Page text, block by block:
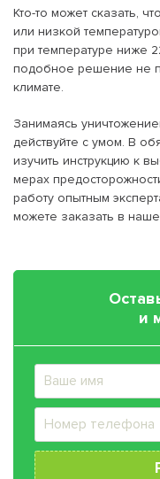
Кто-то может сказать,
или низкой
при температуре ниже
подобное решение не
климате.
Занимаясь
действуйте с умом. В
изучить инструкцию к
мерах
работу опытным
можете заказать в
и